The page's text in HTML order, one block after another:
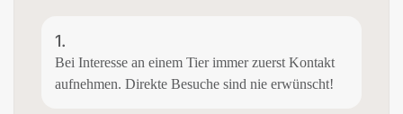
1.
Bei Interesse an einem Tier immer zuerst Kontakt
aufnehmen. Direkte Besuche sind nie erwünscht!